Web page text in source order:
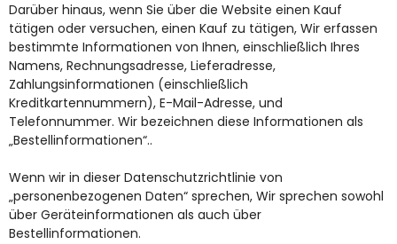
Darüber hinaus, wenn Sie über die Website einen Kauf
tätigen oder versuchen, einen Kauf zu tätigen, Wir erfassen
bestimmte Informationen von Ihnen, einschließlich Ihres
Namens, Rechnungsadresse, Lieferadresse,
Zahlungsinformationen (einschließlich
Kreditkartennummern), E-Mail-Adresse, und
Telefonnummer. Wir bezeichnen diese Informationen als
„Bestellinformationen“..
Wenn wir in dieser Datenschutzrichtlinie von
„personenbezogenen Daten“ sprechen, Wir sprechen sowohl
über Geräteinformationen als auch über
Bestellinformationen.